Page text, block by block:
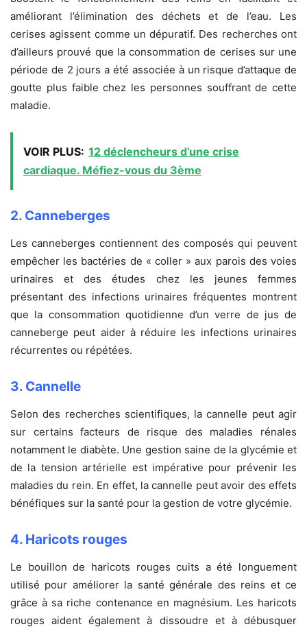
améliorant l’élimination des déchets et de l’eau. Les
cerises agissent comme un dépuratif. Des recherches ont
d’ailleurs prouvé que la consommation de cerises sur une
période de 2 jours a été associée à un risque d’attaque de
goutte plus faible chez les personnes souffrant de cette
maladie.
VOIR PLUS: 12 déclencheurs d’une crise
cardiaque. Méfiez-vous du 3ème
2. Canneberges
Les canneberges contiennent des composés qui peuvent
empêcher les bactéries de « coller » aux parois des voies
urinaires et des études chez les jeunes femmes
présentant des infections urinaires fréquentes montrent
que la consommation quotidienne d’un verre de jus de
canneberge peut aider à réduire les infections urinaires
récurrentes ou répétées.
3. Cannelle
Selon des recherches scientifiques, la cannelle peut agir
sur certains facteurs de risque des maladies rénales
notamment le diabète. Une gestion saine de la glycémie et
de la tension artérielle est impérative pour prévenir les
maladies du rein. En effet, la cannelle peut avoir des effets
bénéfiques sur la santé pour la gestion de votre glycémie.
4. Haricots rouges
Le bouillon de haricots rouges cuits a été longuement
utilisé pour améliorer la santé générale des reins et ce
grâce à sa riche contenance en magnésium. Les haricots
rouges aident également à dissoudre et à débusquer